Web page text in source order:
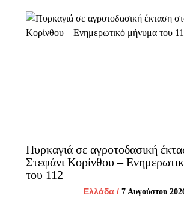
Πυρκαγιά σε αγροτοδασική
Στεφάνι Κορίνθου –
του 112
Ελλάδα/ 7 Αυγούστου